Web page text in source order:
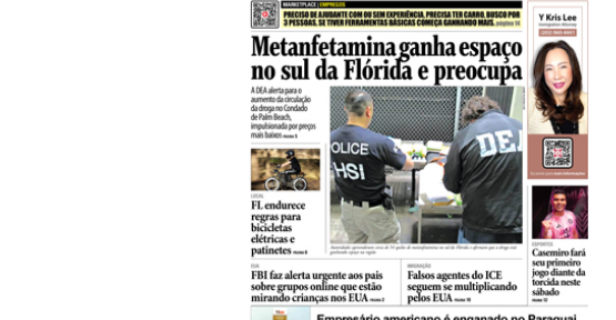
,ESTADOS UNIDOS,
Em medida inédita, EUA revogam visto de
05/08/2026